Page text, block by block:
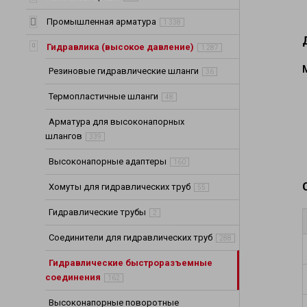
Шланги
Шланги
Промышленная арматура 1 338
Гидравлика (высокое давление) 1 287
Резиновые гидравлические шланги 36
Термопластичные шланги 48
Арматура для высоконапорных
шлангов
339
Высоконапорные адаптеры 160
Хомуты для гидравлических труб 55
Гидравлические трубы 2
Соединители для гидравлических труб 288
Гидравлические быстроразъемные
соединения
162
Высоконапорные поворотные